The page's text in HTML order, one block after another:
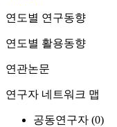
연도별 연구동향
연도별 활용동향
연관논문
연구자 네트워크 맵
공동연구자 (0)